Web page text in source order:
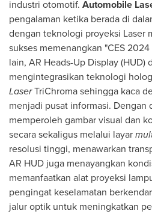
industri otomotif. Automobile
pengalaman ketika berada di
dengan teknologi proyeksi Laser
sukses memenangkan "CES
lain, AR Heads-Up Display (HUD)
mengintegrasikan teknologi
LaserTriChroma sehingga kaca
menjadi pusat informasi. Dengan
memperoleh gambar visual dan
secara sekaligus melalui layar
resolusi tinggi, menawarkan
AR HUD juga menayangkan
memanfaatkan alat proyeksi
pengingat keselamatan
jalur optik untuk meningkatkan